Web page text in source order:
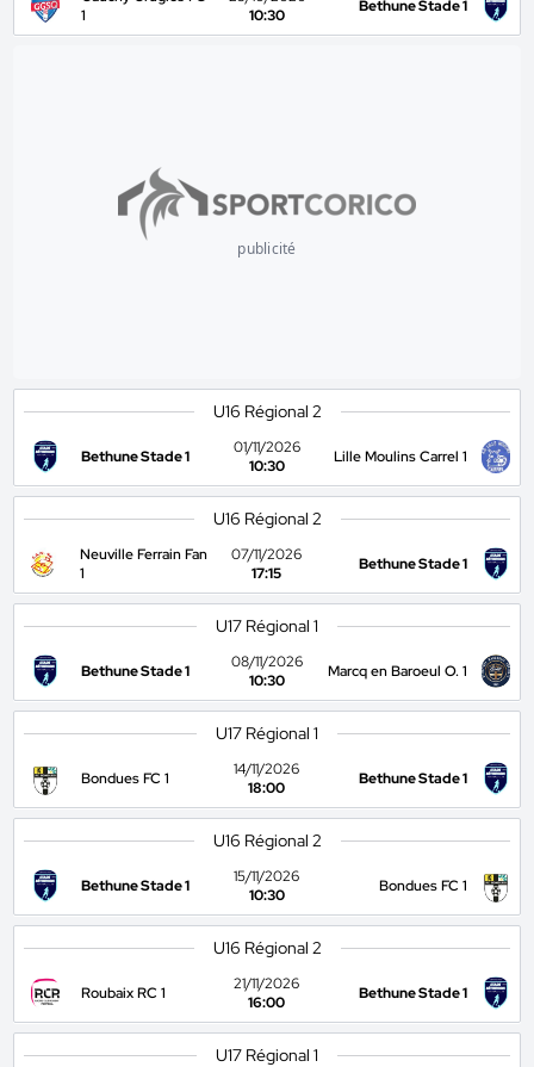
1
10:30
Bethune Stade 1
publicité
U16 Régional 2
Bethune Stade 1
01/11/2026
10:30
Lille Moulins Carrel 1
U16 Régional 2
Neuville Ferrain Fan
1
07/11/2026
17:15
Bethune Stade 1
U17 Régional 1
Bethune Stade 1
08/11/2026
10:30
Marcq en Baroeul O. 1
U17 Régional 1
Bondues FC 1
14/11/2026
18:00
Bethune Stade 1
U16 Régional 2
Bethune Stade 1
15/11/2026
10:30
Bondues FC 1
U16 Régional 2
Roubaix RC 1
21/11/2026
16:00
Bethune Stade 1
U17 Régional 1